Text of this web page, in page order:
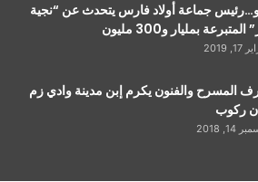
جماعة أولاد فارس يتحدث عن “نجية
بمليار و300 مليون
2019
المسرح والفنون يكرم إبن مدينة وادي زم
ركوب
14, 2018